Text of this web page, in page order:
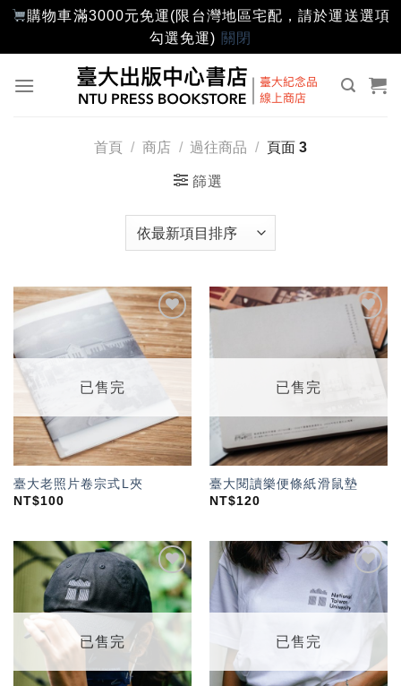
購物車滿3000元免運(限台灣地區宅配，請於運送選項
勾選免運) 關閉
首頁 / 商店 / 過往商品 / 頁面 3
篩選
加入
「願
望輕
已售完
臺大老照片卷宗式L夾
NT$100
加入
「願
望輕
已售完
臺大閱讀樂便條紙滑鼠墊
NT$120
加入
「願
望輕
已售完
加入
「願
望輕
單」
已售完